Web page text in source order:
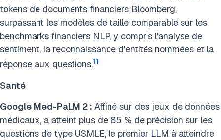
tokens de documents financiers Bloomberg,
surpassant les modèles de taille comparable sur les
benchmarks financiers NLP, y compris l'analyse de
sentiment, la reconnaissance d'entités nommées et la
réponse aux questions.11
Santé
Google Med-PaLM 2 : Affiné sur des jeux de données
médicaux, a atteint plus de 85 % de précision sur les
questions de type USMLE, le premier LLM à atteindre